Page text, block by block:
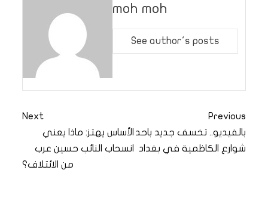
moh moh
See author's posts
Previous
بالفيديو.. تخسف جديد باحد
شوارع الكاظمية في بغداد
Next
الأساس يهتز: ماذا يعني
انسحاب النائب حسين عرب
من الائتلاف؟